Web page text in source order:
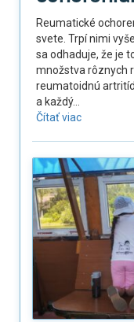
Reumatické
svete. Trpí nimi
sa odhaduje, že je
množstva rôznych
reumatoidnú
a každý...
Čítať viac